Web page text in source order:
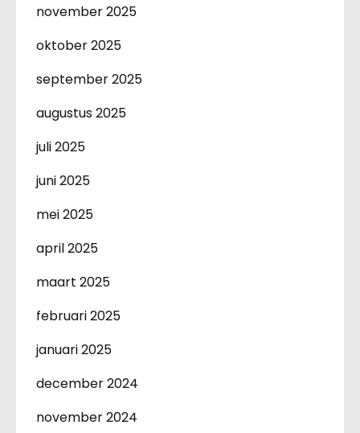
november 2025
oktober 2025
september 2025
augustus 2025
juli 2025
juni 2025
mei 2025
april 2025
maart 2025
februari 2025
januari 2025
december 2024
november 2024